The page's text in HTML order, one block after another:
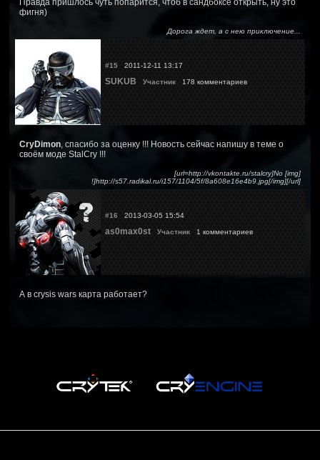
фигня)
Дорога ждет, а с нею приключение...
#15 2011-12-11 13:17
SUKUB Участник 178 комментариев
CryDimon , спасибо за оценку !!! Новость сейчас напишу в теме о
своём моде StalCry !!!
[url=http://vkontakte.ru/stalcry]No [img]
!]http://s57.radikal.ru/i157/1104/5f/8a608e16e4b9.jpg[/img][/url]
#16 2013-03-05 15:54
as0max0st Участник 1 комментариев
А в crysis wars карта работает?